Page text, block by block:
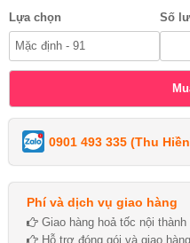
Lựa chọn Số
0901 493 335 (Thu
Phí và dịch vụ giao hàng
Giao hàng hoả tốc nội thành
Hỗ trợ đóng gói và giao hàng